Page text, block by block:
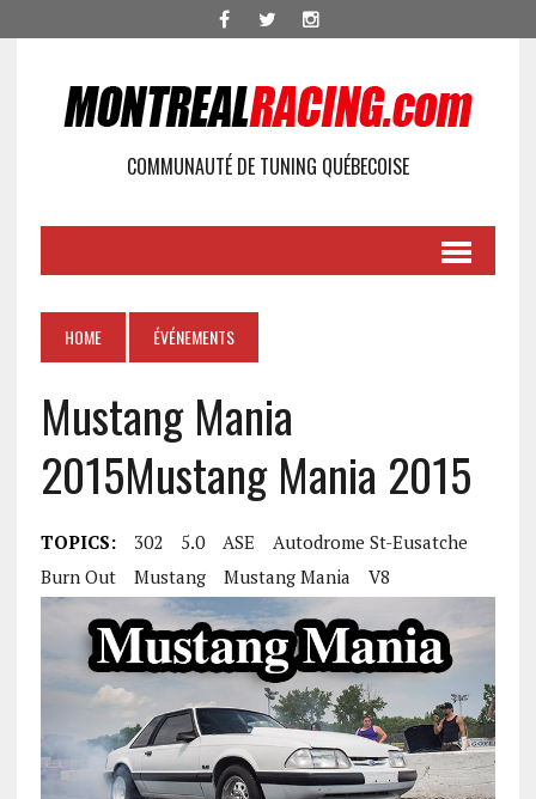
COMMUNAUTÉ DE TUNING QUÉBECOISE
HOME ÉVÉNEMENTS
Mustang Mania
2015Mustang Mania 2015
TOPICS: 302 5.0 ASE
Autodrome St-Eusatche
Burn Out
Mustang Mustang Mania V8